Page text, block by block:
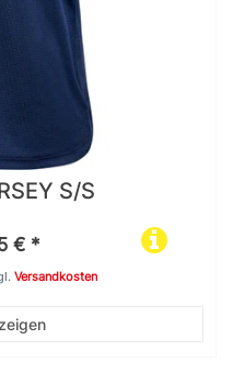
S/S
€ *
Versandkosten